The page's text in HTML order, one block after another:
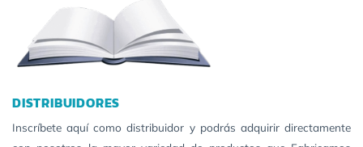
DISTRIBUIDORES
Inscríbete aquí como distribuidor y podrás adquirir directamente